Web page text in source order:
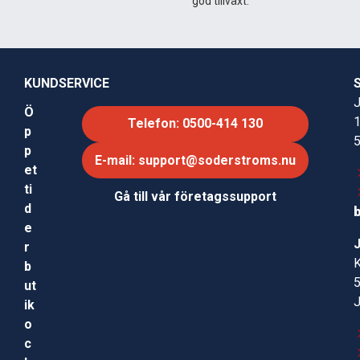
lösning samt för villaägare som vill förenkla vattningen
typer av trädgårdar.
KUNDSERVICE
Ö
p
p
et
ti
d
e
r
b
ut
ik
o
c
Telefon: 0500-414 130
E-mail: support@soderstroms.nu
Gå till vår företagssupport